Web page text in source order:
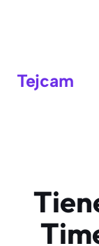
Tejcam